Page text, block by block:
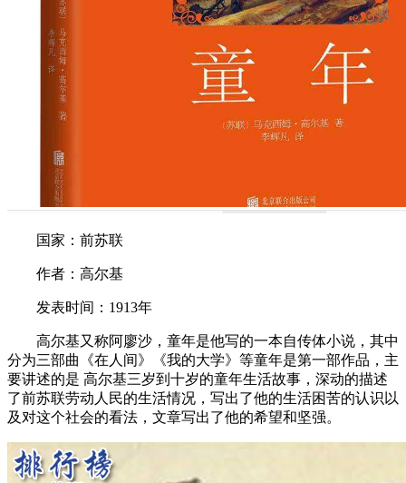
国家：前苏联
作者：高尔基
发表时间：1913年
高尔基又称阿廖沙，童年是他写的一本自传体小说，其中
分为三部曲《在人间》《我的大学》等童年是第一部作品，主
要讲述的是 高尔基三岁到十岁的童年生活故事，深动的描述
了前苏联劳动人民的生活情况，写出了他的生活困苦的认识以
及对这个社会的看法，文章写出了他的希望和坚强。